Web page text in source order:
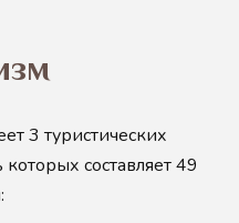
3 туристических
составляет 49